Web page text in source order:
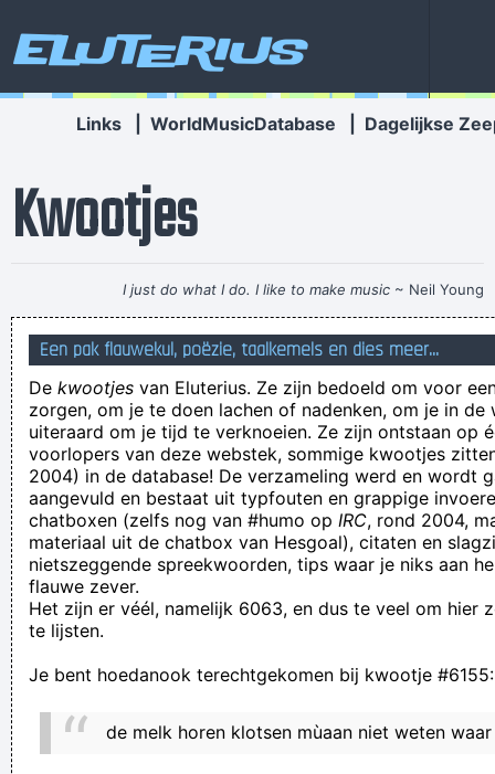
Eluterius
Links WorldMusicDatabase Dagelijkse
Kwootjes
I just do what I do. I like to make music ~ Neil Young
Telbalkjes tegen je teelbaljes!
Al snel doir dat we niet in een ei moesten rijn
Schlompbick Monyus
België wordt geleid door een groep randdebielen en de helft
denkt niet zelf na en neemt alles meteen
Iedereen kan miljonair worden. Als je maar genoeg geld hebt!
Ik zit op opgedroogd zaad!
Bèter eine DJ op verlof dan téén in diene hof ...
als er 2 zeggen dat hij dronken is moet de derde gaan slapen
waar is Patrick?
De windkracht van scheten wordt uitgedrukt in Beaufart
Hoewel het bedrijf verhuisd is naar een nieuw pand, dat vlak
Een pak flauwekul, poëzie, taalkemels en dies meer...
De kwootjes van Eluterius. Ze zijn bedoeld om voor
zorgen, om je te doen lachen of nadenken, om je in de
uiteraard om je tijd te verknoeien. Ze zijn ontstaan op
voorlopers van deze webstek, sommige kwootjes
2004) in de database! De verzameling werd en wordt
aangevuld en bestaat uit typfouten en grappige
chatboxen (zelfs nog van #humo op IRC, rond 2004,
materiaal uit de chatbox van Hesgoal), citaten en
nietszeggende spreekwoorden, tips waar je niks aan
flauwe zever.
Het zijn er véél, namelijk 6063, en dus te veel om hier
te lijsten.
Je bent hoedanook terechtgekomen bij kwootje #6155:
de melk horen klotsen mùaan niet weten